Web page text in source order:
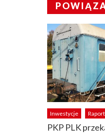
Inwestycje
PKP PLK